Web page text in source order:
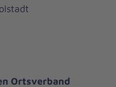
Ortsverband